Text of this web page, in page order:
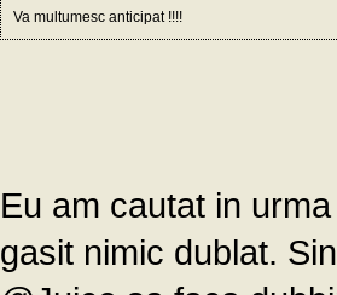
Va multumesc anticipat !!!!
Eu am cautat in
gasit nimic dublat.